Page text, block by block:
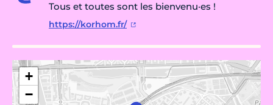
Tous et toutes sont les bienvenu·es !
https://korhom.fr/
+
−